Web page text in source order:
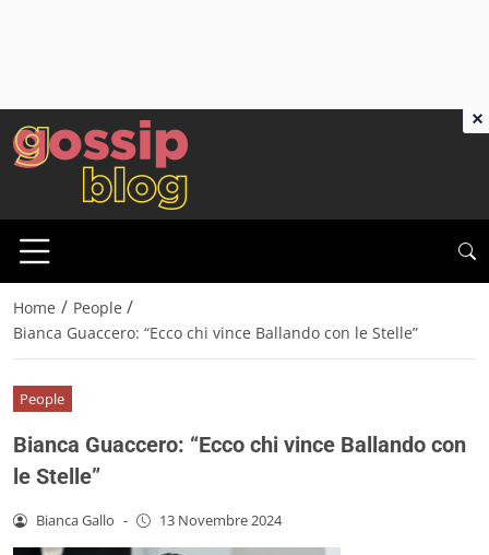
Home / People /
Bianca Guaccero: “Ecco chi vince Ballando con le Stelle”
People
Bianca Guaccero: “Ecco chi vince Ballando con
le Stelle”
Bianca Gallo - 13 Novembre 2024
×